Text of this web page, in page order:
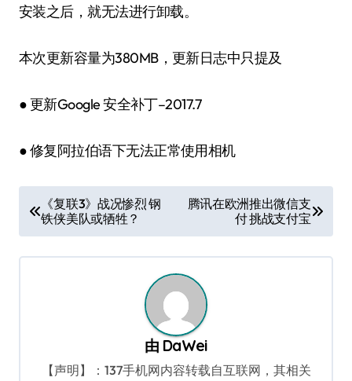
安装之后，就无法进行卸载。
本次更新容量为380MB，更新日志中只提及
● 更新Google 安全补丁–2017.7
● 修复阿拉伯语下无法正常使用相机
章
导
《复联3》战况惨烈 钢
铁侠美队或牺牲？
腾讯在欧洲推出微信支
付 挑战支付宝
由 DaWei
【声明】：137手机网内容转载自互联网，其相关